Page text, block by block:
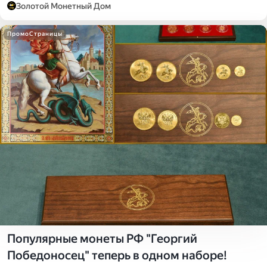
Золотой Монетный Дом
ПромоСтраницы
Популярные монеты РФ "Георгий
Победоносец" теперь в одном наборе!